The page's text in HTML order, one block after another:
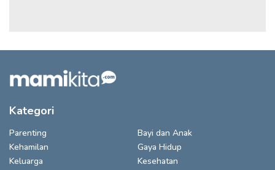
Kategori
Parenting
Bayi dan Anak
Kehamilan
Gaya Hidup
Keluarga
Kesehatan